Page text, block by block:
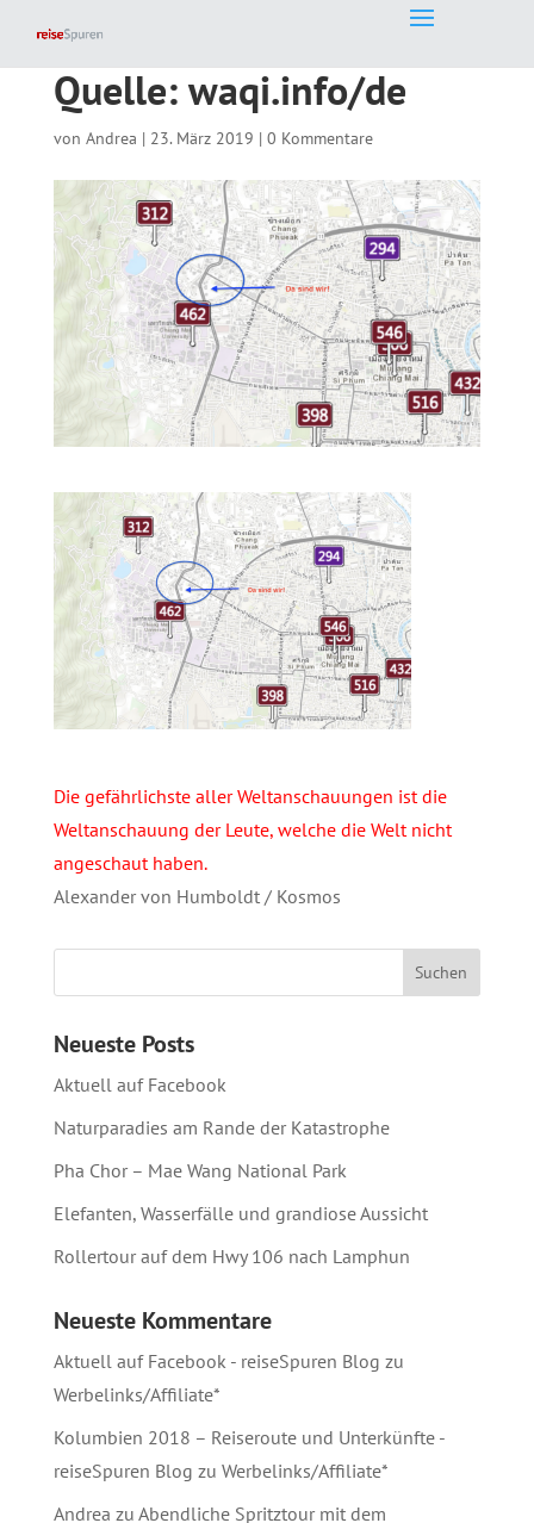
Quelle: waqi.info/de
von Andrea | 23. März 2019 | 0 Kommentare
Die gefährlichste aller Weltanschauungen ist die
Weltanschauung der Leute, welche die Welt nicht
angeschaut haben.
Alexander von Humboldt / Kosmos
Neueste Posts
Aktuell auf Facebook
Naturparadies am Rande der Katastrophe
Pha Chor – Mae Wang National Park
Elefanten, Wasserfälle und grandiose Aussicht
Rollertour auf dem Hwy 106 nach Lamphun
Neueste Kommentare
Aktuell auf Facebook - reiseSpuren Blog zu
Werbelinks/Affiliate*
Kolumbien 2018 – Reiseroute und Unterkünfte -
reiseSpuren Blog zu Werbelinks/Affiliate*
Andrea zu Abendliche Spritztour mit dem